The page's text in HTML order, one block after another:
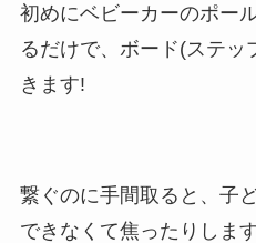
初めにベビーカーのポー
るだけで、ボード(ステ
きます!
繋ぐのに手間取ると、子
できなくて焦ったりしま